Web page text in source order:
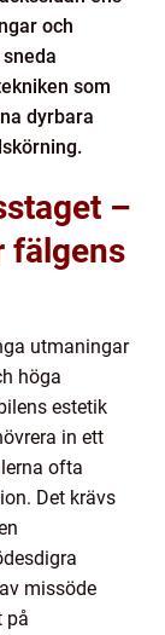
och
som
dyrbara
–
fälgens
utmaningar
höga
estetik
in ett
ofta
Det krävs
missöde
på